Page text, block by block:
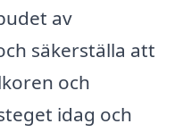
av
säkerställa att
och
idag och